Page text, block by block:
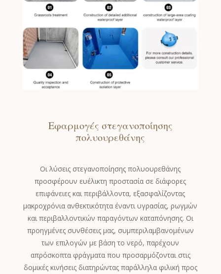
Εφαρμογές στεγανοποίησης
πολυουρεθάνης
Οι λύσεις στεγανοποίησης πολυουρεθάνης
προσφέρουν ευέλικτη προστασία σε διάφορες
επιφάνειες και περιβάλλοντα, εξασφαλίζοντας
μακροχρόνια ανθεκτικότητα έναντι υγρασίας, ρωγμών
και περιβαλλοντικών παραγόντων καταπόνησης. Οι
προηγμένες συνθέσεις μας, συμπεριλαμβανομένων
των επιλογών με βάση το νερό, παρέχουν
απρόσκοπτα φράγματα που προσαρμόζονται στις
δομικές κινήσεις διατηρώντας παράλληλα φιλική προς